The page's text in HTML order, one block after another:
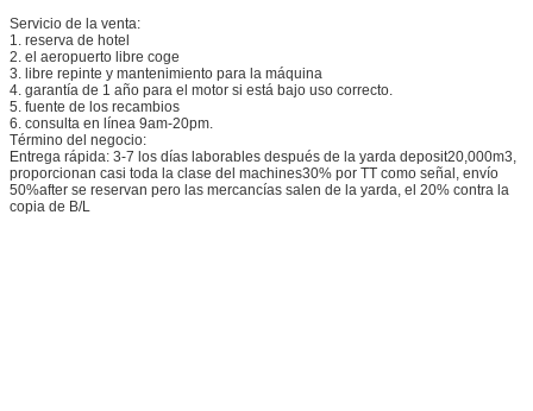
Servicio de la venta:
1. reserva de hotel
2. el aeropuerto libre coge
3. libre repinte y mantenimiento para la máquina
4. garantía de 1 año para el motor si está bajo uso correcto.
5. fuente de los recambios
6. consulta en línea 9am-20pm.
Término del negocio:
Entrega rápida: 3-7 los días laborables después de la yarda deposit20,000m3,
proporcionan casi toda la clase del machines30% por TT como señal, envío
50%after se reservan pero las mercancías salen de la yarda, el 20% contra la
copia de B/L